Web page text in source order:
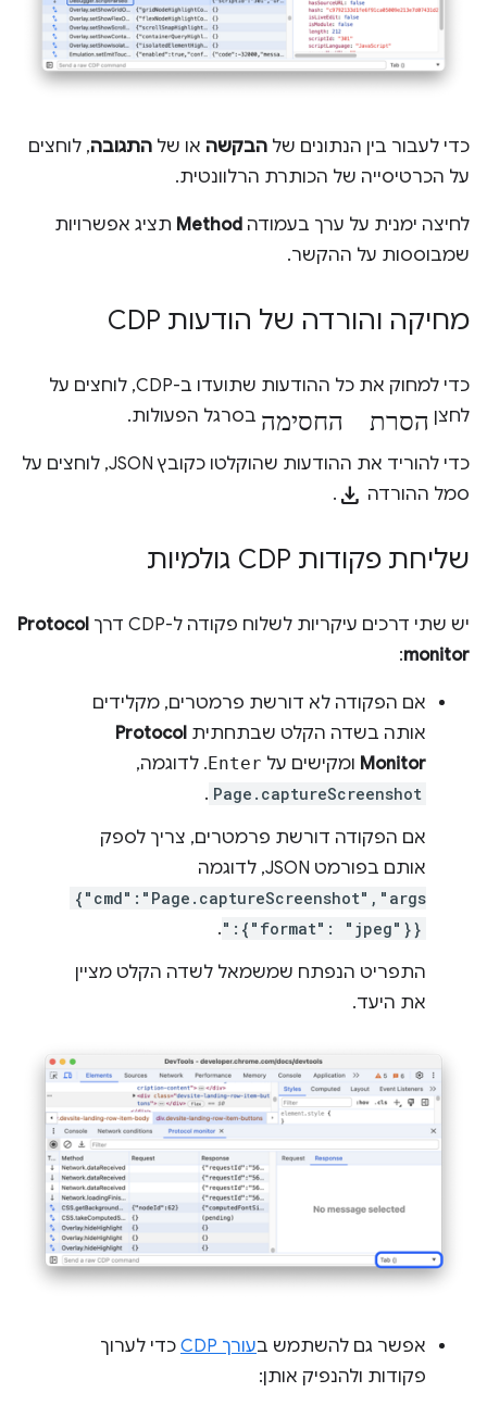
כדי לעבור בין הנתונים של הבקשה או של התגובה, לוחצים
על הכרטיסייה של הכותרת הרלוונטית.
לחיצה ימנית על ערך בעמודה Method תציג אפשרויות
שמבוססות על ההקשר.
מחיקה והורדה של הודעות CDP
כדי למחוק את כל ההודעות שתועדו ב-CDP, לוחצים על
לחצן הסרת החסימה בסרגל הפעולות.
כדי להוריד את ההודעות שהוקלטו כקובץ JSON, לוחצים על
סמל ההורדה download
.
שליחת פקודות CDP גולמיות
יש שתי דרכים עיקריות לשלוח פקודה ל-CDP דרך
Protocol
monitor
:
אם הפקודה לא דורשת פרמטרים, מקלידים
אותה בשדה הקלט שבתחתית Protocol
Monitor ומקישים על Enter. לדוגמה,
Page.captureScreenshot
.
אם הפקודה דורשת פרמטרים, צריך לספק
אותם בפורמט JSON, לדוגמה
{"cmd":"Page.captureScreenshot","args
":{"format": "jpeg"}}
.
התפריט הנפתח שמשמאל לשדה הקלט מציין
את היעד.
אפשר גם להשתמש בעורך CDP
כדי לערוך
פקודות ולהנפיק אותן: